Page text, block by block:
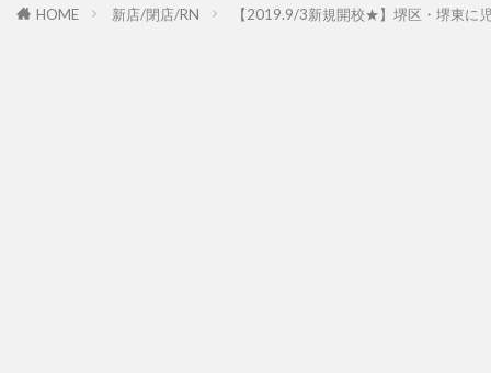
HOME 新店/閉店/RN 【2019.9/3新規開校★】堺区・堺東に